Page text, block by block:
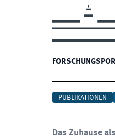
PUBLIKATIONEN
Das Zuhause